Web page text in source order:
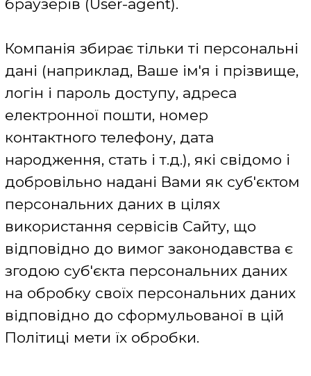
Компанія не збирає будь-яку
вимоги, як-то інформацію про расове
або етнічне походження, політичні,
релігійні або світоглядні переконання,
членство в політичних партіях та
професійних спілках, засудження до
кримінального покарання в скоєнні
кримінального покарання, а також
даних, що стосуються здоров'я,
статевого життя, біометричних або
генетичних даних (відповідно до
статті 7 Закону України «Про захист
персональних даних»).
Компанія збирає дані про статистику
відвідування Сайту. Відомості можуть
містити інформацію про з'єднання,
трафік, браузер користувача, а також
про дату, час, тривалість роботи в